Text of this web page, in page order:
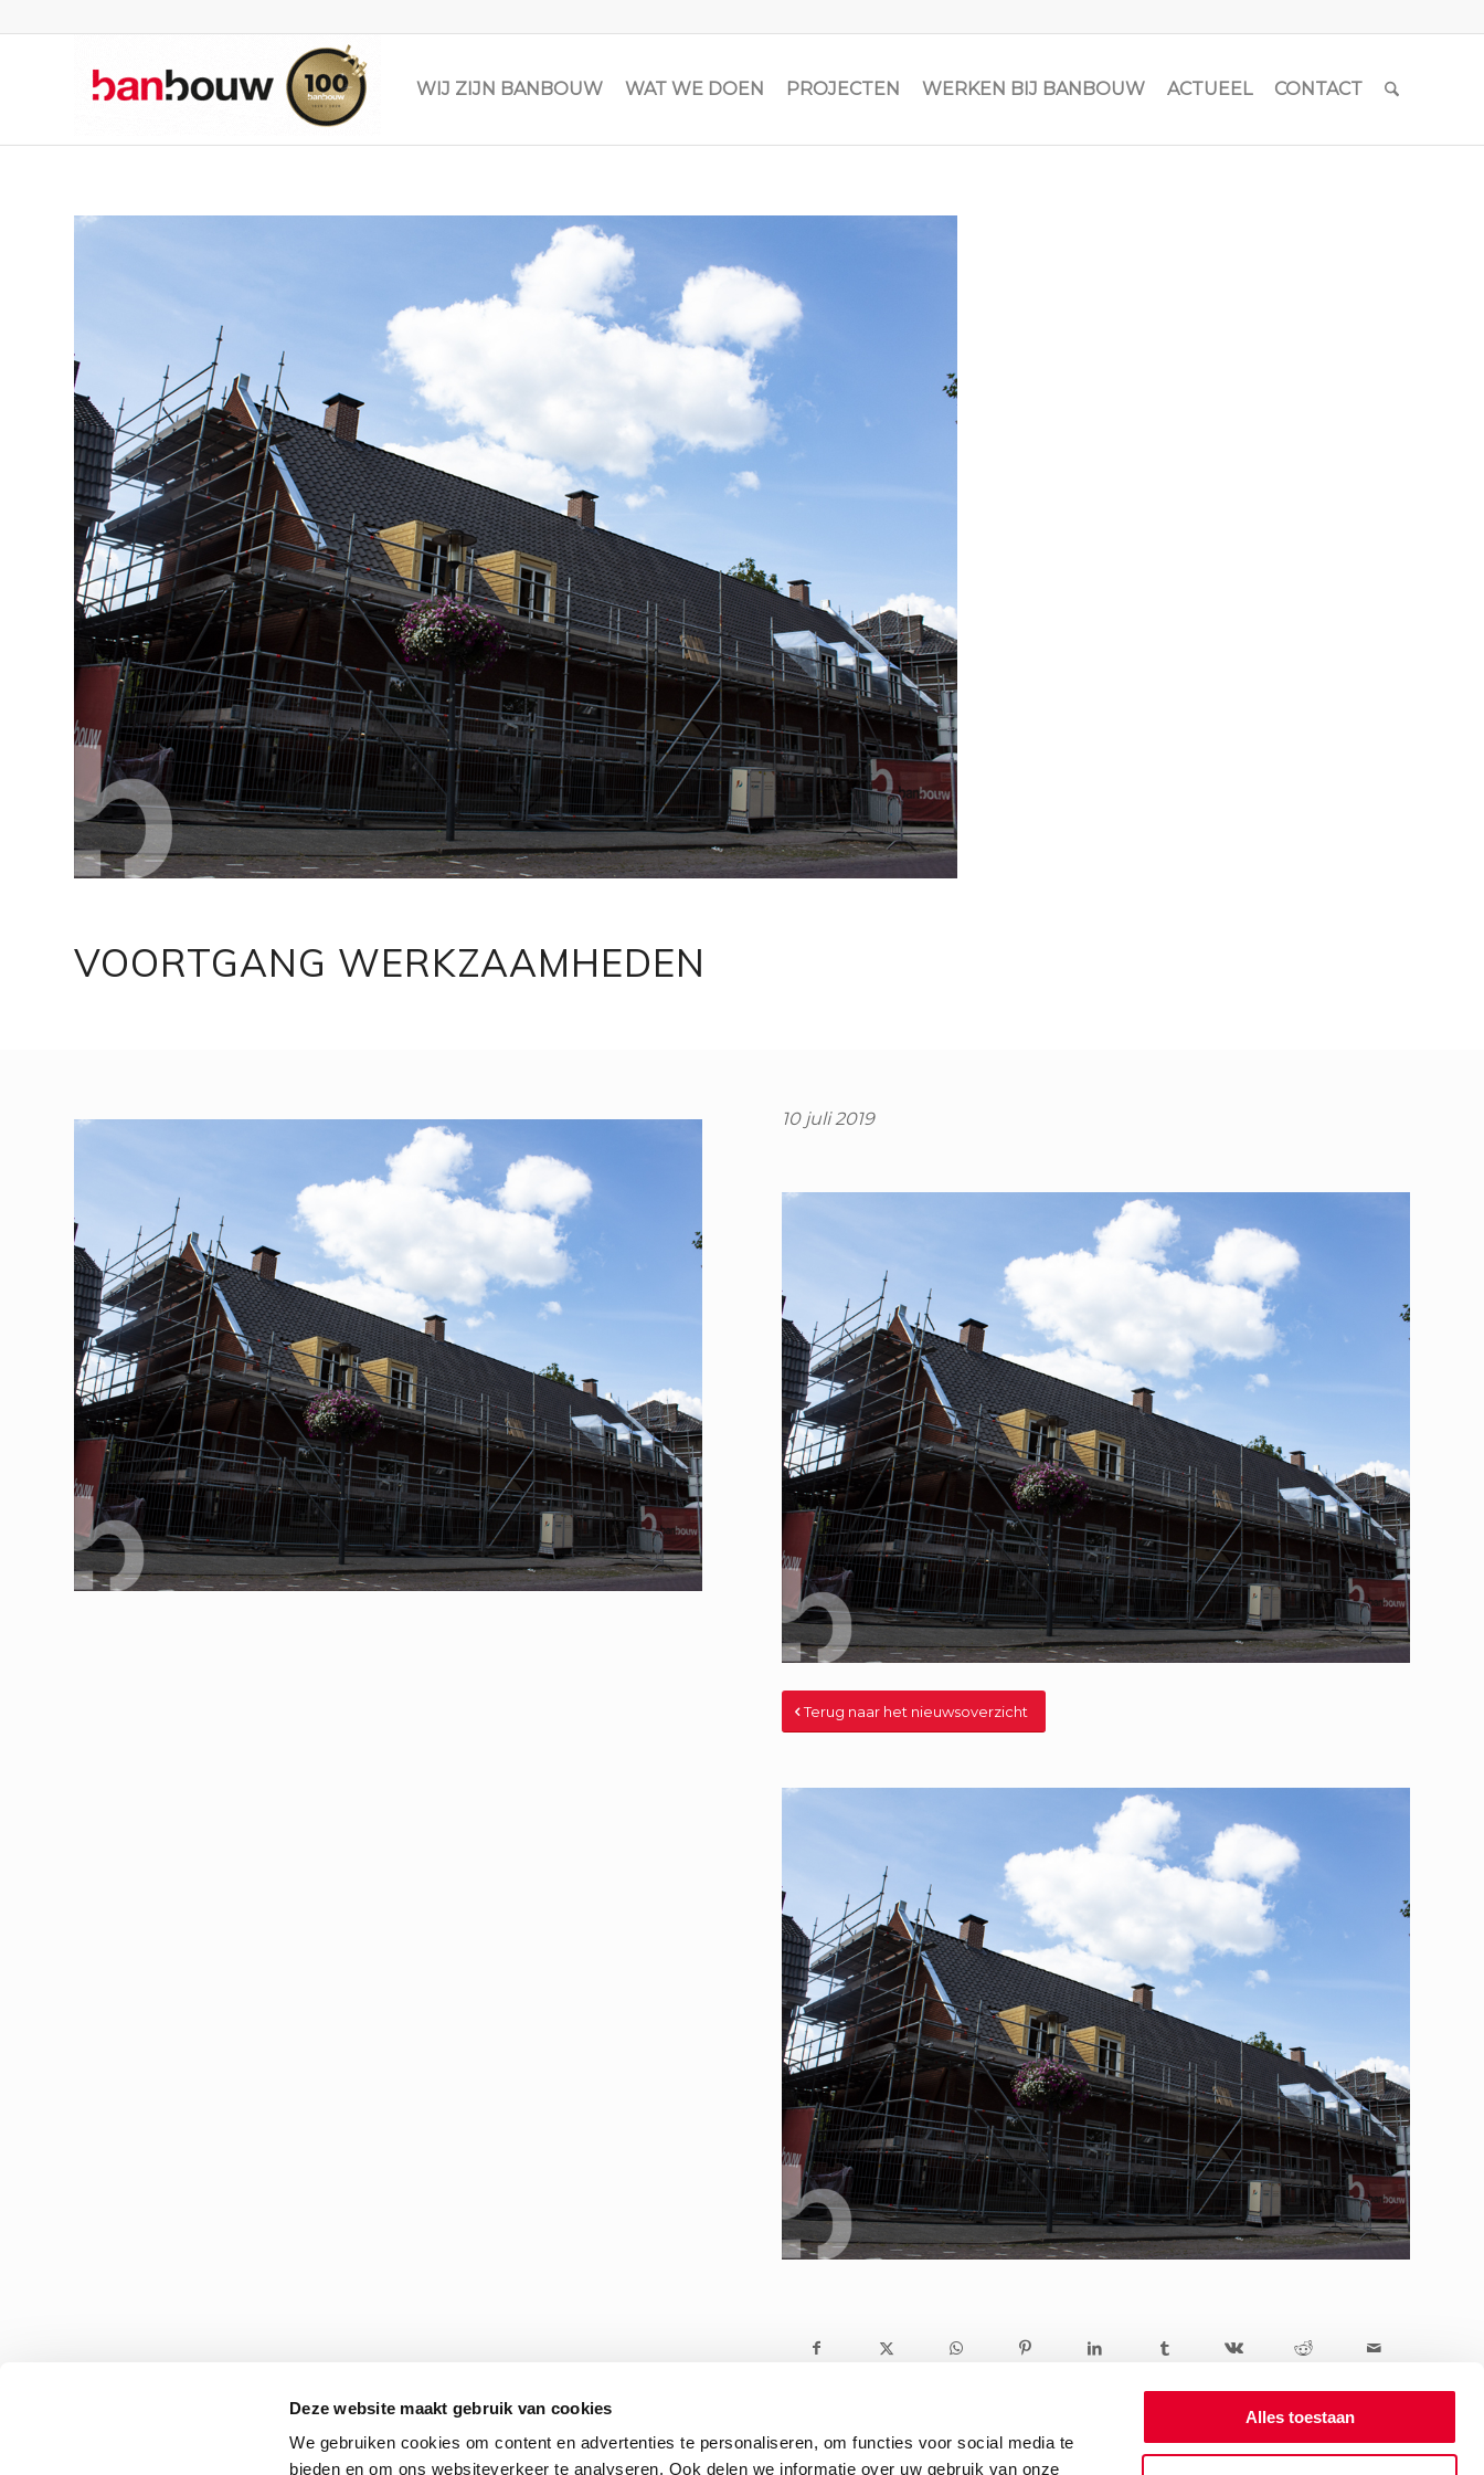
Deze website maakt gebruik van cookies
We gebruiken cookies om content en advertenties te personaliseren, om functies voor social media te
bieden en om ons websiteverkeer te analyseren. Ook delen we informatie over uw gebruik van onze
Alles toestaan
WIJ ZIJN BANBOUW WAT WE DOEN PROJECTEN WERKEN BIJ BANBOUW ACTUEEL CONTACT
VOORTGANG WERKZAAMHEDEN
10 juli 2019
Terug naar het nieuwsoverzicht